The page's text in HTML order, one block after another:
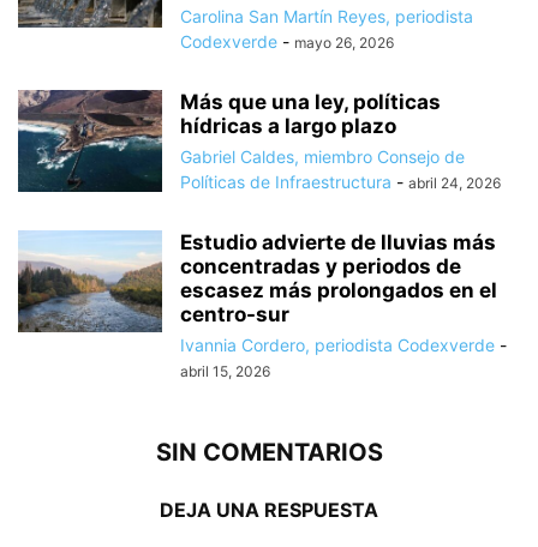
Carolina San Martín Reyes, periodista
Codexverde - mayo 26, 2026
Más que una ley, políticas
hídricas a largo plazo
Gabriel Caldes, miembro Consejo de
Políticas de Infraestructura - abril 24, 2026
Estudio advierte de lluvias más
concentradas y periodos de
escasez más prolongados en el
centro-sur
Ivannia Cordero, periodista Codexverde -
abril 15, 2026
SIN COMENTARIOS
DEJA UNA RESPUESTA